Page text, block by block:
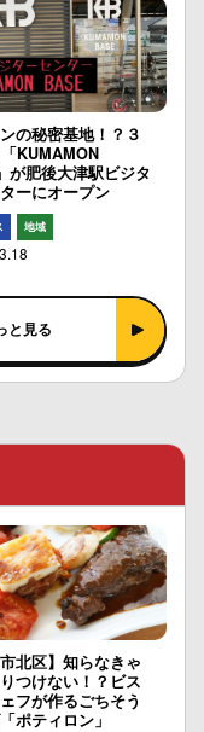
の秘密基地！？３
KUMAMON
が肥後大津駅ビジタ
ーにオープン
地域
と見る
市北区】知らなきゃ
つけない！？ビス
フが作るごちそう
ポティロン」